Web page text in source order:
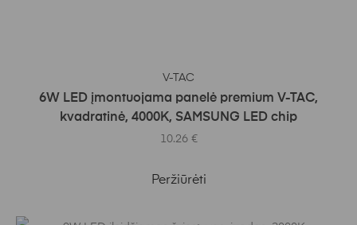
V-TAC
6W LED įmontuojama panelė premium V-TAC,
kvadratinė, 4000K, SAMSUNG LED chip
10.26 €
Peržiūrėti